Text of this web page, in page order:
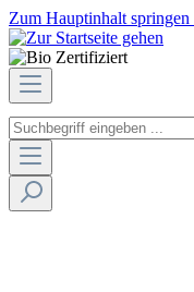
Zum Hauptinhalt springen